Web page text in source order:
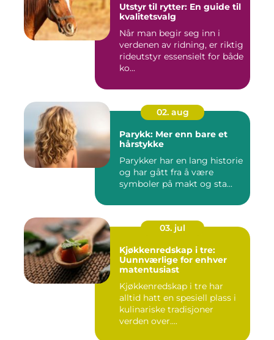
Utstyr til rytter: En guide til
kvalitetsvalg
Når man begir seg inn i
verdenen av ridning, er riktig
rideutstyr essensielt for både
ko...
02. aug
Parykk: Mer enn bare et
hårstykke
Parykker har en lang historie
og har gått fra å være
symboler på makt og sta...
03. jul
Kjøkkenredskap i tre:
Uunnværlige for enhver
matentusiast
Kjøkkenredskap i tre har
alltid hatt en spesiell plass i
kulinariske tradisjoner
verden over....